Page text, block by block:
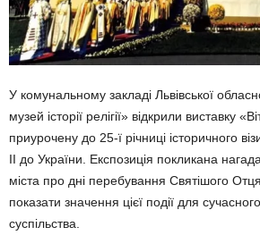
У комунальному закладі Львівської
музей історії релігії» відкрили виставку
приурочену до 25‑ї річниці історичного
ІІ до України. Експозиція покликана
міста про дні перебування Святішого
показати значення цієї події для
суспільства.